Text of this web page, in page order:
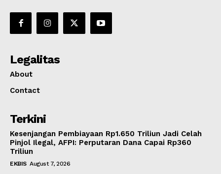
Legalitas
About
Contact
Terkini
Kesenjangan Pembiayaan Rp1.650 Triliun Jadi Celah
Pinjol Ilegal, AFPI: Perputaran Dana Capai Rp360
Triliun
EKBIS August 7, 2026